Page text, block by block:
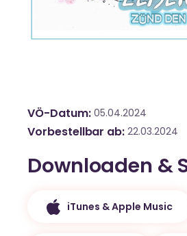
VÖ-Datum 05.04.2024
Vorbestellbar ab 22.03.2024
Downloaden &
iTunes & Apple Music